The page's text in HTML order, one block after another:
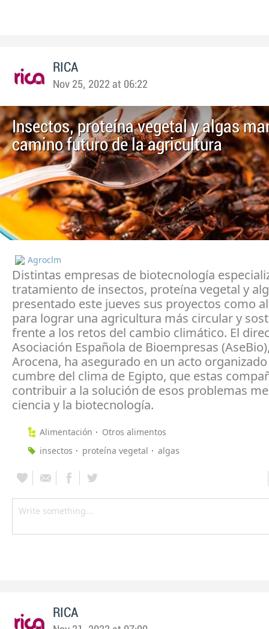
RICA
Nov 25, 2022 at 06:22
Insectos, proteína vegetal y algas
camino futuro de la agricultura
Agroclm
Distintas empresas de biotecnología
tratamiento de insectos, proteína vegetal y
presentado este jueves sus proyectos como
para lograr una agricultura más circular y
frente a los retos del cambio climático. El
Asociación Española de Bioempresas
Arocena, ha asegurado en un acto
cumbre del clima de Egipto, que estas
contribuir a la solución de esos problemas
ciencia y la biotecnología.
Alimentación
Otros alimentos
insectos
proteína vegetal algas
RICA